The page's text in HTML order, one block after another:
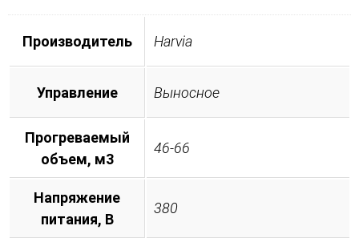
Производитель Harvia
Управление Выносное
Прогреваемый
объем, м3
46-66
Напряжение
питания, B
380